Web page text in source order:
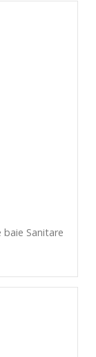
baie Sanitare